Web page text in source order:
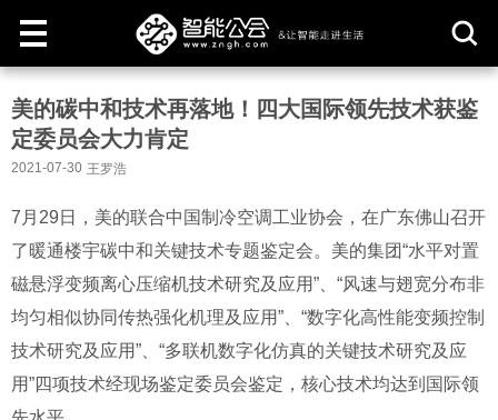
取
美的碳中和技术再落地！四大国际领先技术获鉴
定委员会大力肯定
2021-07-30 王罗浩
7月29日，美的联合中国制冷空调工业协会，在广东佛山召开
了暖通楼宇碳中和关键技术专题鉴定会。美的集团“水平对置
磁悬浮变频离心压缩机技术研究及应用”、“风速与翅宽分布非
均匀相似协同传热强化机理及应用”、“数字化高性能变频控制
技术研究及应用”、“多联机数字化仿真的关键技术研究及应
用”四项技术经现场鉴定委员会鉴定，核心技术均达到国际领